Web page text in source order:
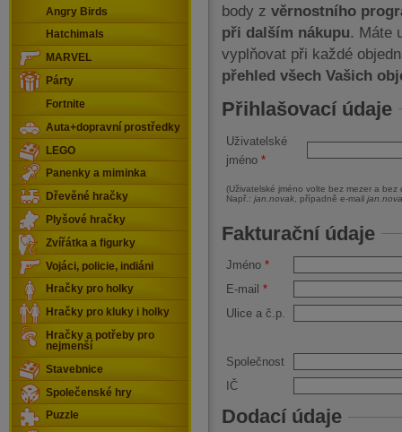
body z věrnostního
při dalším nákupu. Máte
vyplňovat při každé
přehled všech Vašich
Přihlašovací údaje
Uživatelské
jméno *
(Uživatelské jméno volte bez mezer a bez
Např.: jan.novak, případně e-mail
Fakturační údaje
Jméno *
E-mail *
Ulice a č.p.
Společnost
IČ
Dodací údaje
Angry Birds
Hatchimals
MARVEL
Párty
Fortnite
Auta+dopravní prostředky
LEGO
Panenky a miminka
Dřevěné hračky
Plyšové hračky
Zvířátka a figurky
Vojáci, policie, indiáni
Hračky pro holky
Hračky pro kluky i holky
Hračky a potřeby pro
nejmenší
Stavebnice
Společenské hry
Puzzle